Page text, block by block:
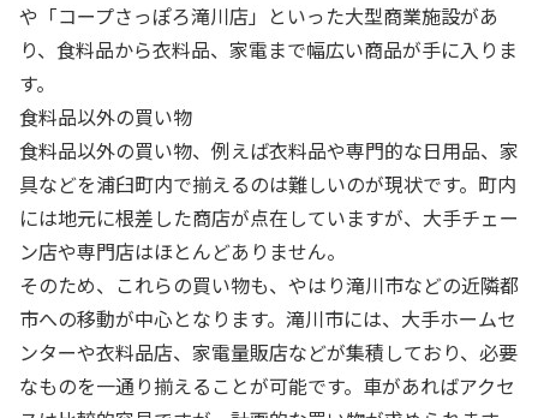
や「コープさっぽろ滝川店」といった大型商業施設があ
り、食料品から衣料品、家電まで幅広い商品が手に入りま
す。
食料品以外の買い物
食料品以外の買い物、例えば衣料品や専門的な日用品、家
具などを浦臼町内で揃えるのは難しいのが現状です。町内
には地元に根差した商店が点在していますが、大手チェー
ン店や専門店はほとんどありません。
そのため、これらの買い物も、やはり滝川市などの近隣都
市への移動が中心となります。滝川市には、大手ホームセ
ンターや衣料品店、家電量販店などが集積しており、必要
なものを一通り揃えることが可能です。車があればアクセ